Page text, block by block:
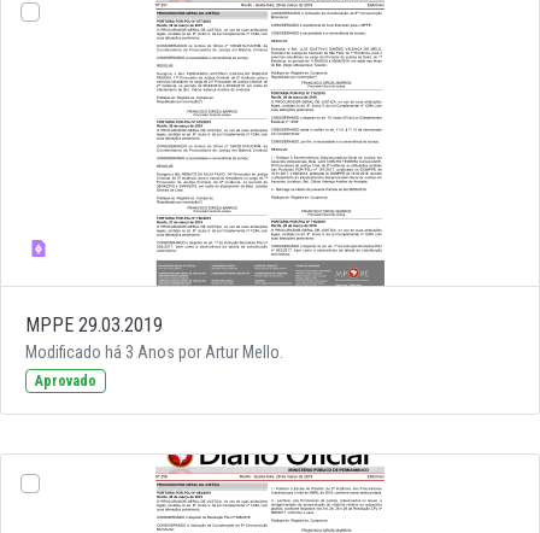
MPPE 29.03.2019
Modificado há 3 Anos por Artur Mello.
Aprovado